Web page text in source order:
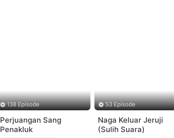
138 Episode
Perjuangan Sang
Penakluk
53 Episode
Naga Keluar Jeruji
(Sulih Suara)